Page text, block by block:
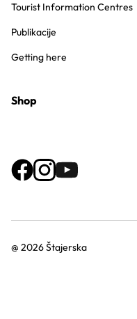
Tourist Information Centres
Publikacije
Getting here
Shop
@ 2026 Štajerska